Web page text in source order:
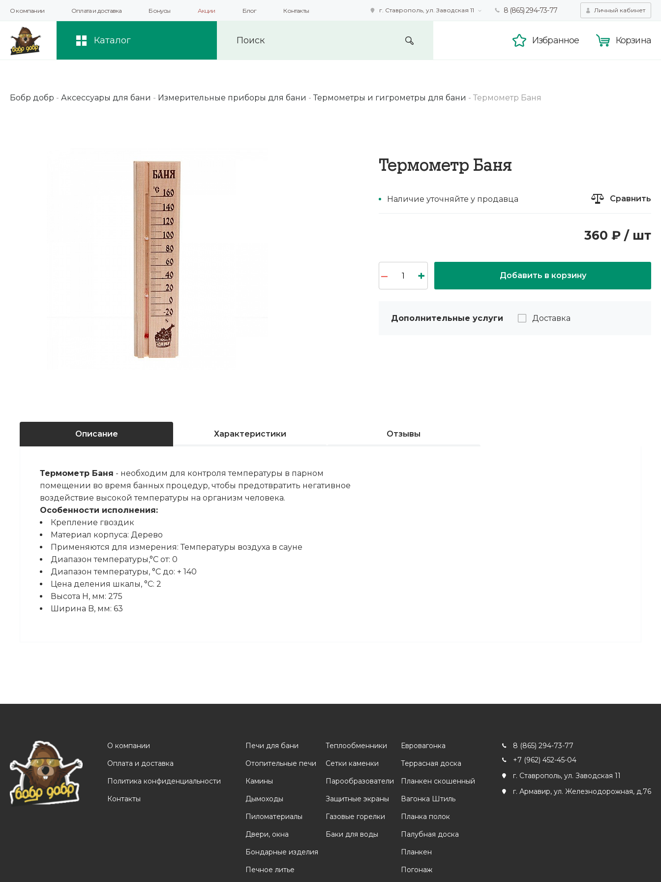
О компании Оплата и доставка Бонусы Акции Блог Контакты г. Ставрополь, ул. Заводская 11 8 (865) 294-73-77 Личный кабинет
Каталог Избранное Корзина
Бобр добр - Аксессуары для бани - Измерительные приборы для бани -Термометры и гигрометры для бани - Термометр Баня
Термометр Баня
Наличие уточняйте у продавца Сравнить
360 ₽ / шт
Добавить в корзину
Дополнительные услуги Доставка
Описание Характеристики Отзывы
Термометр Баня - необходим для контроля температуры в парном
помещении во время банных процедур, чтобы предотвратить негативное
воздействие высокой температуры на организм человека.
Особенности исполнения:
Крепление гвоздик
Материал корпуса: Дерево
Применяются для измерения: Температуры воздуха в сауне
Диапазон температуры,°С от: 0
Диапазон температуры, °C до: + 140
Цена деления шкалы, °С: 2
Высота H, мм: 275
Ширина B, мм: 63
О компании
Оплата и доставка
Политика конфиденциальности
Контакты
Печи для бани
Отопительные печи
Камины
Дымоходы
Пиломатериалы
Двери, окна
Бондарные изделия
Печное литье
Теплообменники
Сетки каменки
Парообразователи
Защитные экраны
Газовые горелки
Баки для воды
Евровагонка
Террасная доска
Планкен скошенный
Вагонка Штиль
Планка полок
Палубная доска
Планкен
Погонаж
8 (865) 294-73-77
+7 (962) 452-45-04
г. Ставрополь, ул. Заводская 11
г. Армавир, ул. Железнодорожная, д.76
Мы используем файлы cookie и другие подобные технологии для получения данных с целью сбора статистики,